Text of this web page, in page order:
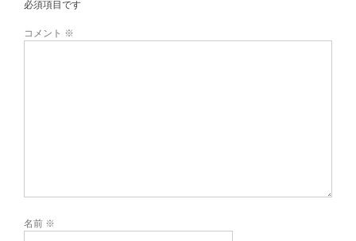
必須項目です
コメント ※
名前 ※